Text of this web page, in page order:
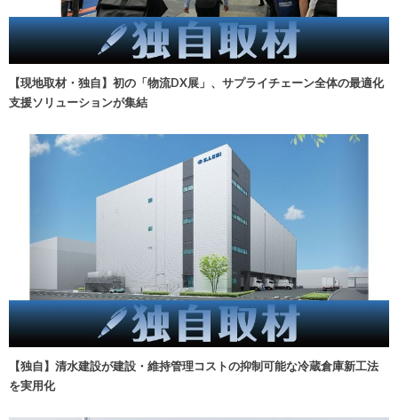
【現地取材・独自】初の「物流DX展」、サプライチェーン全体の最適化
支援ソリューションが集結
【独自】清水建設が建設・維持管理コストの抑制可能な冷蔵倉庫新工法
を実用化